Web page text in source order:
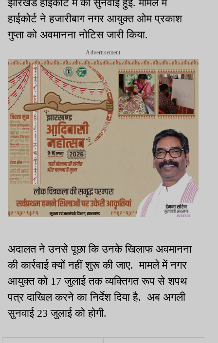
झारखंड हाईकोर्ट में की सुनवाई हुई. मामले में
हाईकोर्ट ने हजारीबाग नगर आयुक्त ओम प्रकाश
गुप्ता को अवमानना नोटिस जारी किया.
Advertisement
अदालत ने उनसे पूछा कि उनके खिलाफ अवमानना
की कार्रवाई क्यों नहीं शुरू की जाए. मामले में नगर
आयुक्त को 17 जुलाई तक व्यक्तिगत रूप से शपथ
पत्र दाखिल करने का निर्देश दिया है. अब अगली
सुनवाई 23 जुलाई को होगी.